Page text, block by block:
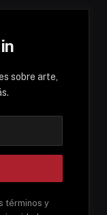
sobre arte,
términos y